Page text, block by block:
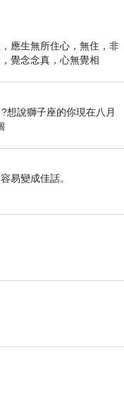
應生無所住心，無住，非
覺念念真，心無覺相
說獅子座的你現在八月
易變成佳話。